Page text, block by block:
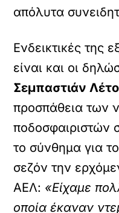
απόλυτα
Ενδεικτικές της
είναι και οι
Σεμπαστιάν Λέτο
προσπάθεια των
ποδοσφαιριστών
το σύνθημα για
σεζόν την
ΑΕΛ: «Είχαμε
οποία έκαναν